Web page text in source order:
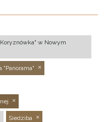
w Nowym
"Panorama"
Siedziba